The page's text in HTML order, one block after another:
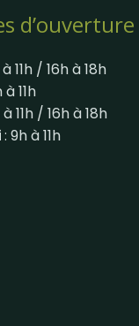
d’ouverture
11h / 16h à 18h
à 11h
11h / 16h à 18h
: 9h à 11h